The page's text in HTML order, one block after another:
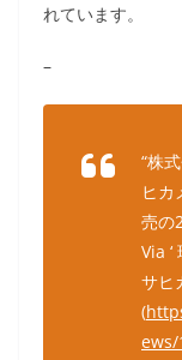
れています。
–
“株
ヒカ
売の
Via
サヒ
(